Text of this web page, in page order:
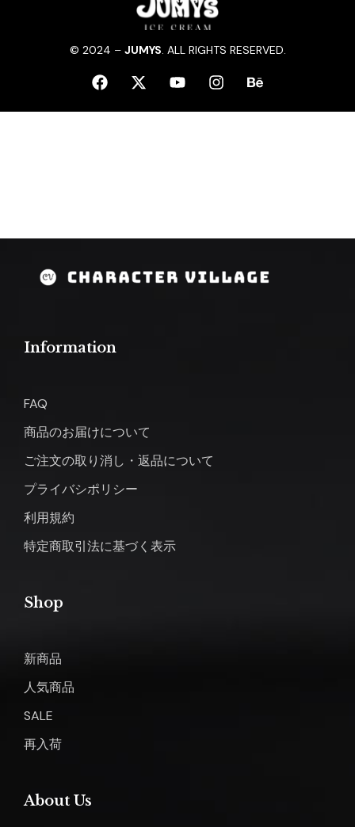
© 2024 – JUMYS. ALL RIGHTS RESERVED.
Information
FAQ
商品のお届けについて
ご注文の取り消し・返品について
プライバシポリシー
利用規約
特定商取引法に基づく表示
Shop
新商品
人気商品
SALE
再入荷
About Us